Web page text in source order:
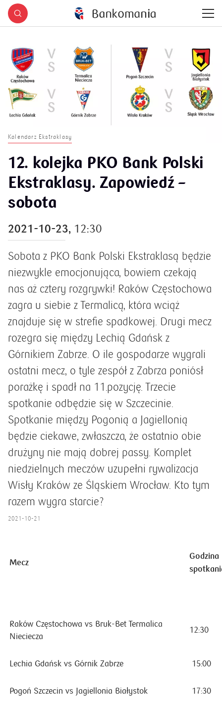
Kalendarz Ekstraklasy
12. kolejka PKO Bank Polski
Ekstraklasy. Zapowiedź –
sobota
2021-10-23, 12:30
Sobota z PKO Bank Polski Ekstraklasą będzie
niezwykle emocjonująca, bowiem czekają
nas aż cztery rozgrywki! Raków Częstochowa
zagra u siebie z Termalicą, która wciąż
znajduje się w strefie spadkowej. Drugi mecz
rozegra się między Lechią Gdańsk z
Górnikiem Zabrze. O ile gospodarze wygrali
ostatni mecz, o tyle zespół z Zabrza poniósł
porażkę i spadł na 11.pozycję. Trzecie
spotkanie odbędzie się w Szczecinie.
Spotkanie między Pogonią a Jagiellonią
będzie ciekawe, zwłaszcza, że ostatnio obie
drużyny nie mają dobrej passy. Komplet
niedzielnych meczów uzupełni rywalizacja
Wisły Kraków ze Śląskiem Wrocław. Kto tym
razem wygra starcie?
2021-10-21
Mecz
Godzina
Raków Częstochowa vs Bruk-Bet Termalica
Nieciecza
12:30
Lechia Gdańsk vs Górnik Zabrze 15:00
Pogoń Szczecin vs Jagiellonia Białystok 17:30